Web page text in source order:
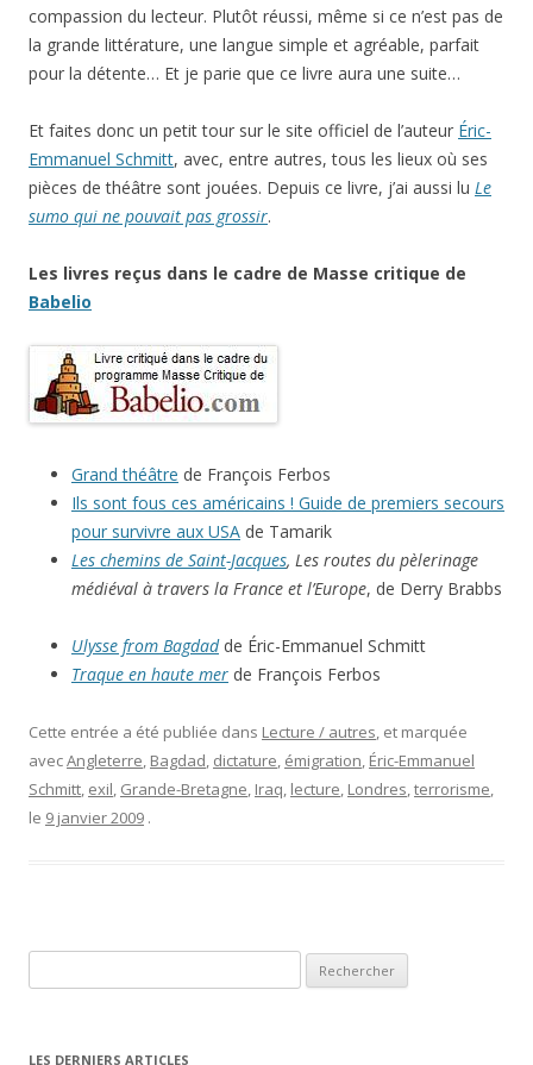
compassion du lecteur. Plutôt réussi, même si ce n’est pas de
la grande littérature, une langue simple et agréable, parfait
pour la détente… Et je parie que ce livre aura une suite…
Et faites donc un petit tour sur le site officiel de l’auteur Éric-
Emmanuel Schmitt, avec, entre autres, tous les lieux où ses
pièces de théâtre sont jouées. Depuis ce livre, j’ai aussi lu Le
sumo qui ne pouvait pas grossir.
Les livres reçus dans le cadre de Masse critique de
Babelio
Grand théâtre de François Ferbos
Ils sont fous ces américains ! Guide de premiers secours
pour survivre aux USA de Tamarik
Les chemins de Saint-Jacques, Les routes du pèlerinage
médiéval à travers la France et l’Europe, de Derry Brabbs
Ulysse from Bagdadde Éric-Emmanuel Schmitt
Traque en haute mer de François Ferbos
Cette entrée a été publiée dans Lecture / autres, et marquée
avecAngleterre, Bagdad, dictature, émigration, Éric-Emmanuel
Schmitt, exil, Grande-Bretagne, Iraq, lecture, Londres,terrorisme,
le 9 janvier 2009 .
LES DERNIERS ARTICLES